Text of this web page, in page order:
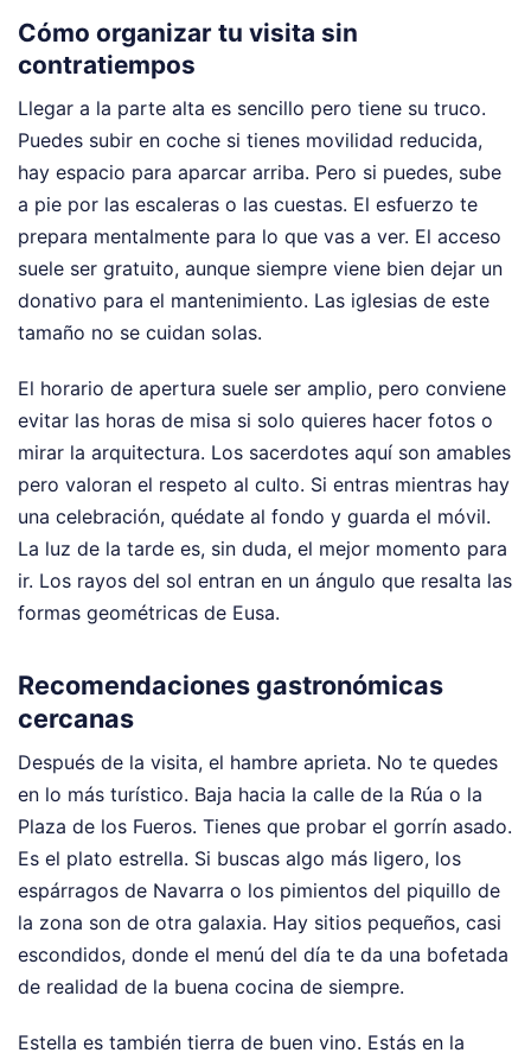
Cómo organizar tu visita sin
contratiempos
Llegar a la parte alta es sencillo pero tiene su truco.
Puedes subir en coche si tienes movilidad reducida,
hay espacio para aparcar arriba. Pero si puedes, sube
a pie por las escaleras o las cuestas. El esfuerzo te
prepara mentalmente para lo que vas a ver. El acceso
suele ser gratuito, aunque siempre viene bien dejar un
donativo para el mantenimiento. Las iglesias de este
tamaño no se cuidan solas.
El horario de apertura suele ser amplio, pero conviene
evitar las horas de misa si solo quieres hacer fotos o
mirar la arquitectura. Los sacerdotes aquí son amables
pero valoran el respeto al culto. Si entras mientras hay
una celebración, quédate al fondo y guarda el móvil.
La luz de la tarde es, sin duda, el mejor momento para
ir. Los rayos del sol entran en un ángulo que resalta las
formas geométricas de Eusa.
Recomendaciones gastronómicas
cercanas
Después de la visita, el hambre aprieta. No te quedes
en lo más turístico. Baja hacia la calle de la Rúa o la
Plaza de los Fueros. Tienes que probar el gorrín asado.
Es el plato estrella. Si buscas algo más ligero, los
espárragos de Navarra o los pimientos del piquillo de
la zona son de otra galaxia. Hay sitios pequeños, casi
escondidos, donde el menú del día te da una bofetada
de realidad de la buena cocina de siempre.
Estella es también tierra de buen vino. Estás en la